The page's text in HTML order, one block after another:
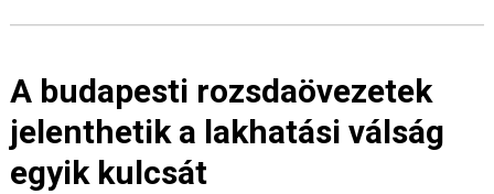
A budapesti rozsdaövezetek
jelenthetik a lakhatási válság
egyik kulcsát